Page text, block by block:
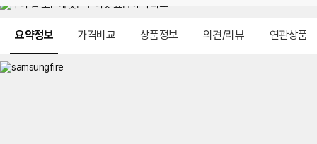
요약정보 가격비교 상품정보 의견/리뷰 연관상품